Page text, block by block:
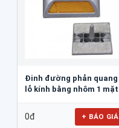
Đinh đường phản quang
lỗ kính bằng nhôm 1 mặt
0đ + BÁO GIÁ